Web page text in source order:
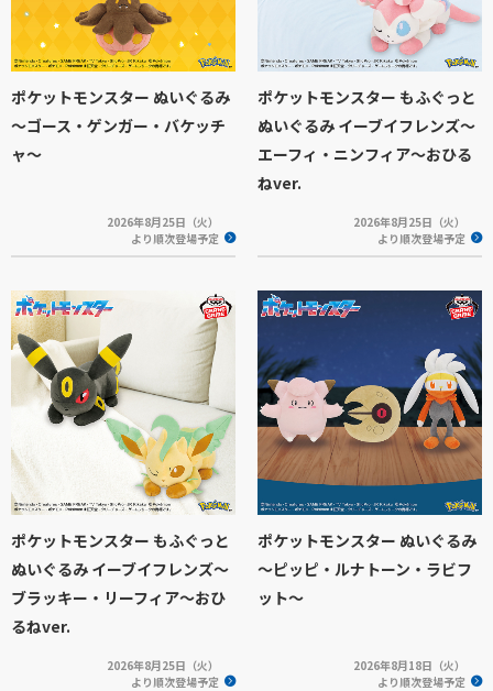
ポケットモンスター ぬいぐるみ
～ゴース・ゲンガー・バケッチ
ャ～
2026年8月25日（火）
より順次登場予定
ポケットモンスター もふぐっと
ぬいぐるみ イーブイフレンズ～
エーフィ・ニンフィア～おひる
ねver.
2026年8月25日（火）
より順次登場予定
ポケットモンスター もふぐっと
ぬいぐるみ イーブイフレンズ～
ブラッキー・リーフィア～おひ
るねver.
2026年8月25日（火）
より順次登場予定
ポケットモンスター ぬいぐるみ
～ピッピ・ルナトーン・ラビフ
ット～
2026年8月18日（火）
より順次登場予定